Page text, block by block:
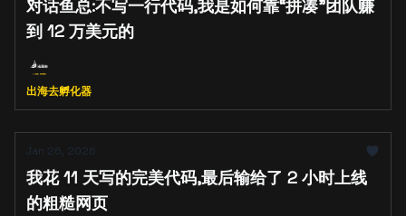
对话鱼总:不写一行代码,我是如何靠“拼凑”团队赚
到 12 万美元的
出海去孵化器
Jan 26, 2026
我花 11 天写的完美代码,最后输给了 2 小时上线
的粗糙网页